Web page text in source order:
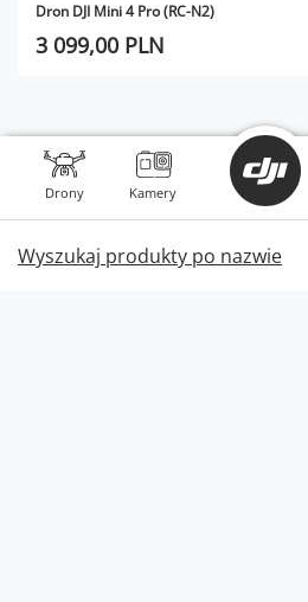
Drony Kamery
Wyszukaj produkty po nazwie
Dron DJI Mini 4 Pro (RC-N2)
3 099,00 PLN
Zamówienia